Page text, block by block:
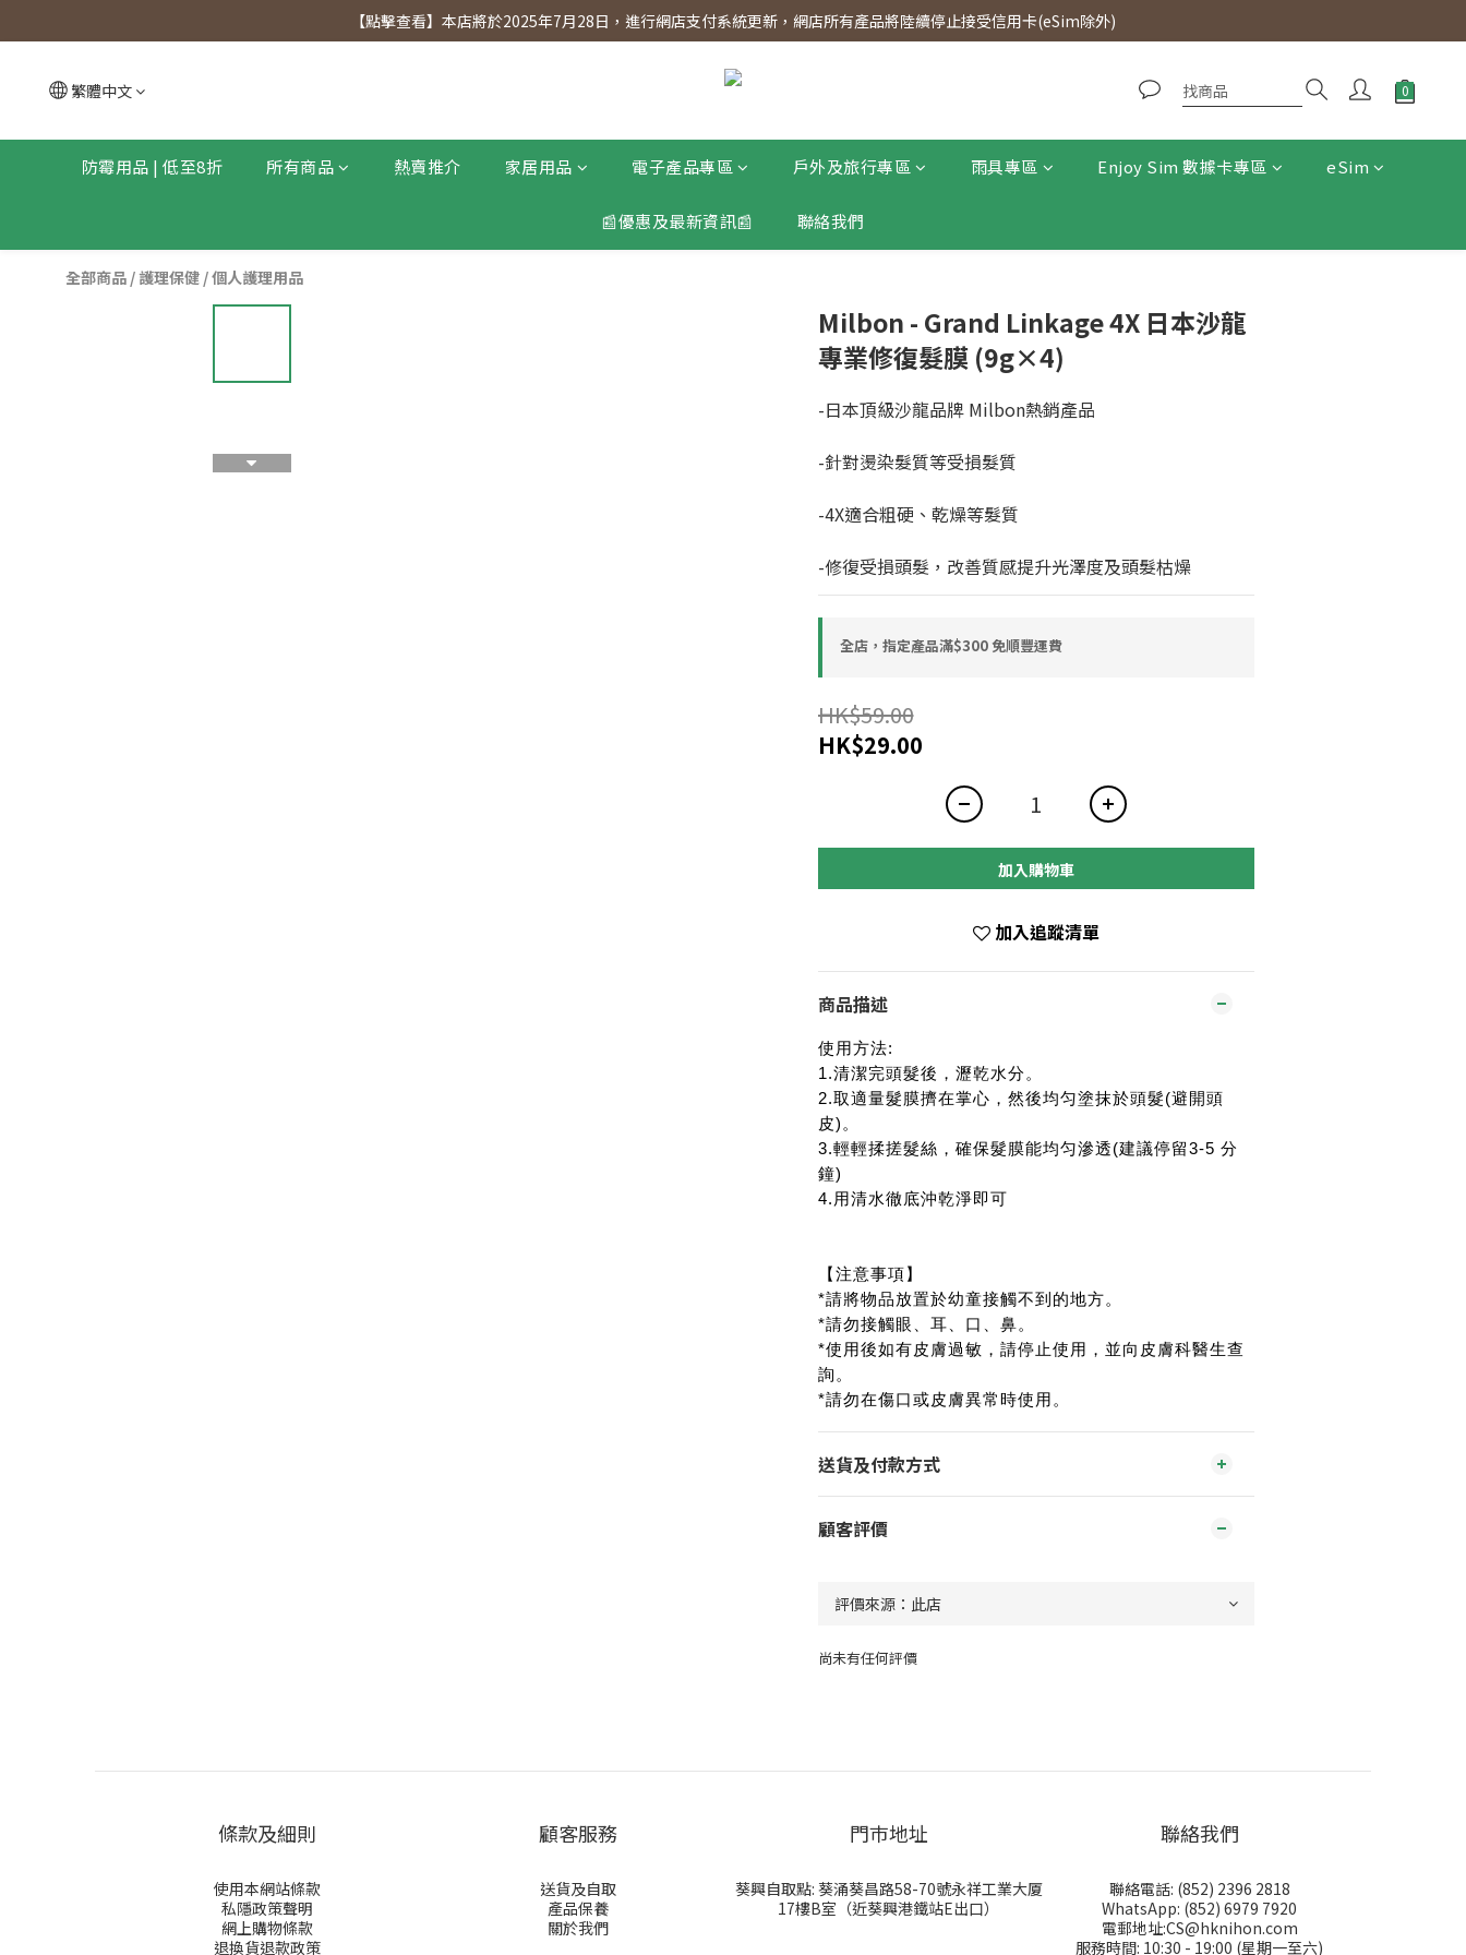
【點擊查看】會員專享 星期三全單95折!!!（優惠期至2026年12月31日）。滿$300即免運費。
【點擊查看】本店將於2025年7月28日，進行網店支付系統更新，網店所有產品將陸續停止接受信用卡(eSim除外)
繁體中文
防霉用品 | 低至8折 所有商品 熱賣推介 家居用品 電子產品專區 戶外及旅行專區 雨具專區 Enjoy Sim 數據卡專區 eSim
📰優惠及最新資訊📰 聯絡我們
全部商品 /護理保健 /個人護理用品
Milbon - Grand Linkage 4X 日本沙龍
專業修復髮膜 (9g×4)
-日本頂級沙龍品牌 Milbon熱銷產品
-針對燙染髮質等受損髮質
-4X適合粗硬、乾燥等髮質
-修復受損頭髮，改善質感提升光澤度及頭髮枯燥
全店，指定產品滿$300 免順豐運費
HK$59.00
HK$29.00
加入購物車
加入追蹤清單
商品描述
使用方法:
1.清潔完頭髮後，瀝乾水分。
2.取適量髮膜擠在掌心，然後均匀塗抹於頭髮(避開頭
皮)。
3.輕輕揉搓髮絲，確保髮膜能均匀滲透(建議停留3-5 分
鐘)
4.用清水徹底沖乾淨即可
【注意事項】
*請將物品放置於幼童接觸不到的地方。
*請勿接觸眼、耳、口、鼻。
*使用後如有皮膚過敏，請停止使用，並向皮膚科醫生查
詢。
*請勿在傷口或皮膚異常時使用。
送貨及付款方式
顧客評價
尚未有任何評價
條款及細則
使用本網站條款
私隱政策聲明
網上購物條款
退換貨退款政策
顧客服務
送貨及自取
產品保養
關於我們
門巿地址
葵興自取點: 葵涌葵昌路58-70號永祥工業大厦
17樓B室（近葵興港鐵站E出口）
聯絡我們
聯絡電話: (852) 2396 2818
WhatsApp: (852) 6979 7920
電郵地址:CS@hknihon.com
服務時間: 10:30 - 19:00 (星期一至六)